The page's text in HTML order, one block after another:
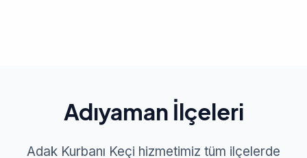
Adıyaman İlçeleri
Adak Kurbanı Keçi hizmetimiz tüm ilçelerde